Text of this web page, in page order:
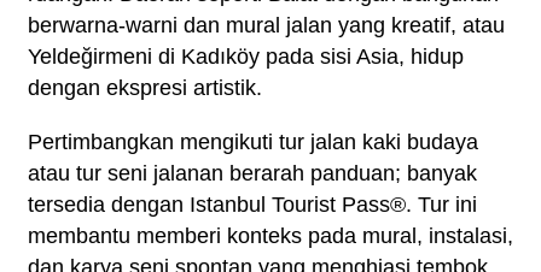
berwarna-warni dan mural jalan yang kreatif, atau
Yeldeğirmeni di Kadıköy pada sisi Asia, hidup
dengan ekspresi artistik.
Pertimbangkan mengikuti tur jalan kaki budaya
atau tur seni jalanan berarah panduan; banyak
tersedia dengan Istanbul Tourist Pass®. Tur ini
membantu memberi konteks pada mural, instalasi,
dan karya seni spontan yang menghiasi tembok